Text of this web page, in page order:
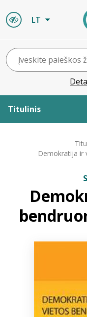
LT
Titulinis
ELVIS atvyksta
Naujienos
Demokratija ir